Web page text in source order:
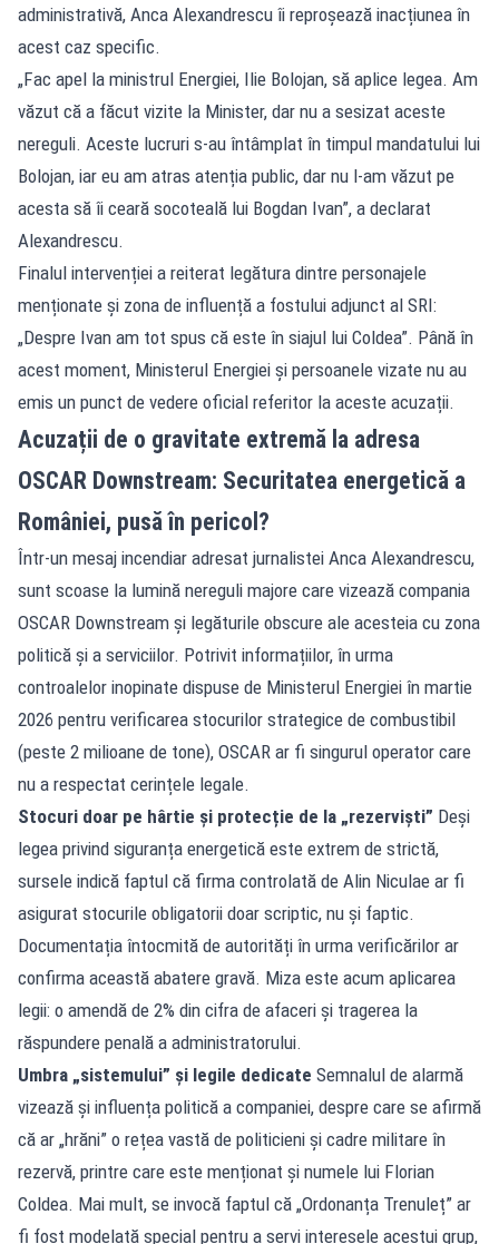
administrativă, Anca Alexandrescu îi reproșează inacțiunea în
acest caz specific.
„Fac apel la ministrul Energiei, Ilie Bolojan, să aplice legea. Am
văzut că a făcut vizite la Minister, dar nu a sesizat aceste
nereguli. Aceste lucruri s-au întâmplat în timpul mandatului lui
Bolojan, iar eu am atras atenția public, dar nu l-am văzut pe
acesta să îi ceară socoteală lui Bogdan Ivan”, a declarat
Alexandrescu.
Finalul intervenției a reiterat legătura dintre personajele
menționate și zona de influență a fostului adjunct al SRI:
„Despre Ivan am tot spus că este în siajul lui Coldea”. Până în
acest moment, Ministerul Energiei și persoanele vizate nu au
emis un punct de vedere oficial referitor la aceste acuzații.
Acuzații de o gravitate extremă la adresa
OSCAR Downstream: Securitatea energetică a
României, pusă în pericol?
Într-un mesaj incendiar adresat jurnalistei Anca Alexandrescu,
sunt scoase la lumină nereguli majore care vizează compania
OSCAR Downstream și legăturile obscure ale acesteia cu zona
politică și a serviciilor. Potrivit informațiilor, în urma
controalelor inopinate dispuse de Ministerul Energiei în martie
2026 pentru verificarea stocurilor strategice de combustibil
(peste 2 milioane de tone), OSCAR ar fi singurul operator care
nu a respectat cerințele legale.
Stocuri doar pe hârtie și protecție de la „rezerviști” Deși
legea privind siguranța energetică este extrem de strictă,
sursele indică faptul că firma controlată de Alin Niculae ar fi
asigurat stocurile obligatorii doar scriptic, nu și faptic.
Documentația întocmită de autorități în urma verificărilor ar
confirma această abatere gravă. Miza este acum aplicarea
legii: o amendă de 2% din cifra de afaceri și tragerea la
răspundere penală a administratorului.
Umbra „sistemului” și legile dedicate Semnalul de alarmă
vizează și influența politică a companiei, despre care se afirmă
că ar „hrăni” o rețea vastă de politicieni și cadre militare în
rezervă, printre care este menționat și numele lui Florian
Coldea. Mai mult, se invocă faptul că „Ordonanța Trenuleț” ar
fi fost modelată special pentru a servi interesele acestui grup,